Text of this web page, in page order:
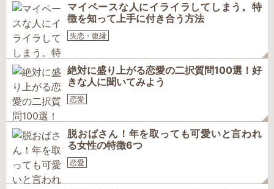
マイペースな人にイライラしてしまう。特
徴を知って上手に付き合う方法
失恋・復縁
絶対に盛り上がる恋愛の二択質問100選！好
きな人に聞いてみよう
恋愛
脱おばさん！年を取っても可愛いと言われ
る女性の特徴6つ
恋愛